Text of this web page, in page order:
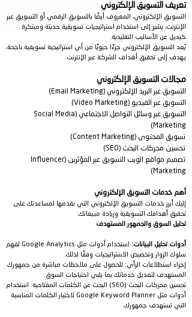
تعريف التسويق الإلكتروني
التسويق الإلكتروني، المعروف أيضًا بالتسويق الرقمي أو التسويق عبر
الإنترنت، يشير إلى استخدام استراتيجيات تسويقية حديثة ومبتكرة
كبديل عن الأساليب التقليدية.
يُعد التسويق الإلكتروني جزءًا حيويًا من أي استراتيجية تسويقية ناجحة،
يهدف إلى تحقيق أهداف الشركة عبر الإنترنت.
مجالات التسويق الإلكتروني
التسويق عبر البريد الإلكتروني (Email Marketing)
التسويق عبر الفيديو (Video Marketing)
التسويق عبر وسائل التواصل الاجتماعي (Social Media
Marketing)
تسويق المحتوى (Content Marketing)
تحسين محركات البحث (SEO)
تصميم مواقع الويب التسويق عبر المؤثرين (Influencer
Marketing)
أهم خدمات التسويق الإلكتروني
إليك أبرز خدمات التسويق الإلكتروني التي نقدمها لمساعدتك على
تحقيق أهدافك التسويقية وزيادة مبيعاتك:
تحليل السوق والجمهور المستهدف
أدوات تحليل البيانات:
استخدام أدوات مثل Google Analytics لفهم
سلوك الزوار وتخصيص الاستراتيجيات وفقًا لذلك.
إجراء استطلاعات الرأي: للحصول على ملاحظات مباشرة من جمهورك
المستهدف لتعديل خدماتك بما يلبي احتياجات السوق.
تحسين محركات البحث (SEO) البحث عن الكلمات المفتاحية: استخدام
أدوات مثل Google Keyword Planner لاختيار الكلمات المناسبة
التي تستهدف جمهورك.